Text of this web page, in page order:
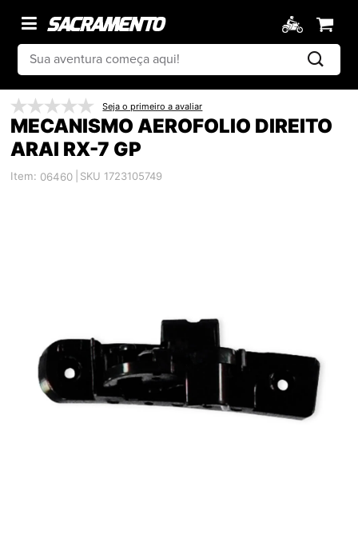
Seja o primeiro a avaliar
MECANISMO AEROFOLIO DIREITO
ARAI RX-7 GP
Item: 06460 SKU 1723105749